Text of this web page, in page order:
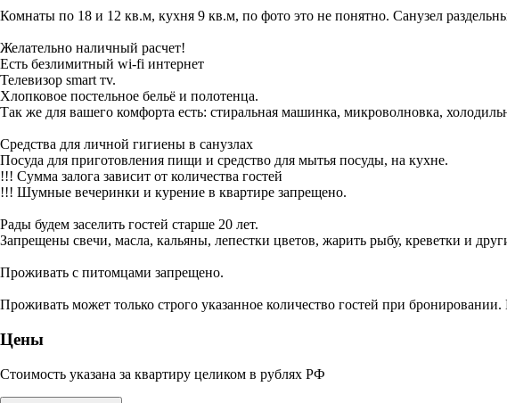
Комнаты по 18 и 12 кв.м, кухня 9 кв.м, по фото это не понятно. Санузел
Желательно наличный расчет!
Есть безлимитный wi-fi интернет
Телевизор smart тv.
Хлопковое постельное бельё и полотенца.
Так же для вашего комфорта есть: стиральная машинка, микроволновка,
Средства для личной гигиены в санузлах
Посуда для приготовления пищи и средство для мытья посуды, на кухне.
!!! Сумма залога зависит от количества гостей
!!! Шумные вечеринки и курение в квартире запрещено.
Рады будем заселить гостей старше 20 лет.
Запрещены свечи, масла, кальяны, лепестки цветов, жарить рыбу, креветки и
Проживать с питомцами запрещено.
Проживать может только строго указанное количество гостей при
Цены
Стоимость указана за квартиру целиком в рублях РФ